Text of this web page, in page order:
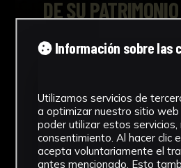
DE SU
EXPOSICIÓN
La muestra, instalada
documentación,
conservación para
preservación de las